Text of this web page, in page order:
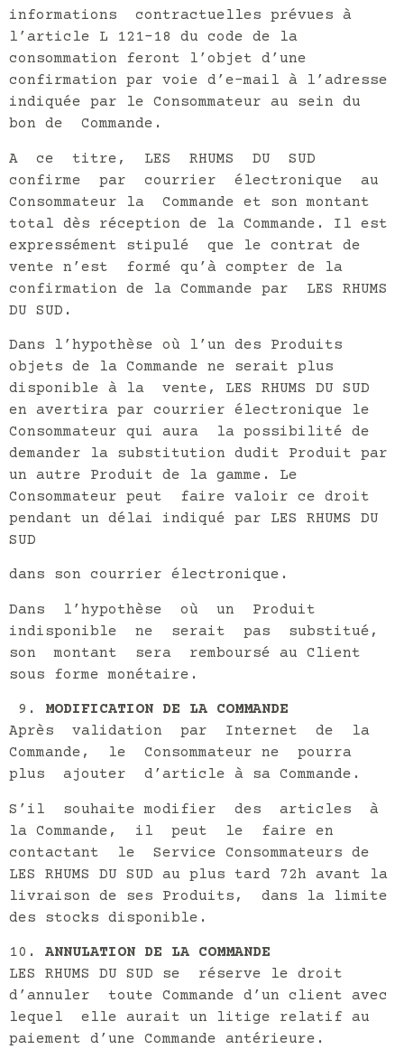
informations contractuelles prévues à
l’article L 121-18 du code de la
consommation feront l’objet d’une
confirmation par voie d’e-mail à l’adresse
indiquée par le Consommateur au sein du
bon de Commande.
A ce titre, LES RHUMS DU SUD
confirme par courrier électronique au
Consommateur la Commande et son montant
total dès réception de la Commande. Il est
expressément stipulé que le contrat de
vente n’est formé qu’à compter de la
confirmation de la Commande par LES RHUMS
DU SUD.
Dans l’hypothèse où l’un des Produits
objets de la Commande ne serait plus
disponible à la vente, LES RHUMS DU SUD
en avertira par courrier électronique le
Consommateur qui aura la possibilité de
demander la substitution dudit Produit par
un autre Produit de la gamme. Le
Consommateur peut faire valoir ce droit
pendant un délai indiqué par LES RHUMS DU
SUD
dans son courrier électronique.
Dans l’hypothèse où un Produit
indisponible ne serait pas substitué,
son montant sera remboursé au Client
sous forme monétaire.
MODIFICATION DE LA COMMANDE
Après validation par Internet de la
Commande, le Consommateur ne pourra
plus ajouter d’article à sa Commande.
S’il souhaite modifier des articles à
la Commande, il peut le faire en
contactant le Service Consommateurs de
LES RHUMS DU SUD au plus tard 72h avant la
livraison de ses Produits, dans la limite
des stocks disponible.
ANNULATION DE LA COMMANDE
LES RHUMS DU SUD se réserve le droit
d’annuler toute Commande d’un client avec
lequel elle aurait un litige relatif au
paiement d’une Commande antérieure.